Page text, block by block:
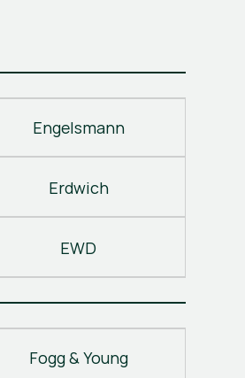
Engelsmann
Erdwich
EWD
Fogg & Young